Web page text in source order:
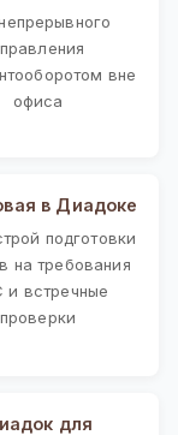
вне
офиса
в Диадоке
подготовки
на требования
встречные
проверки
для